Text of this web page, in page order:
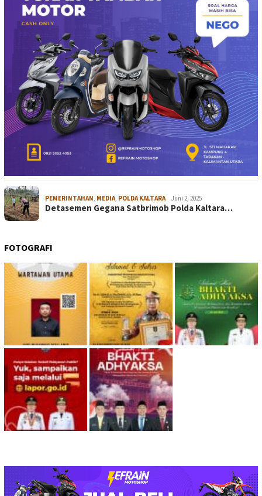
PEMERINTAHAN, MEDIA, POLDA KALTARA Juni 2, 2025
Detasemen Gegana Satbrimob Polda Kaltara…
FOTOGRAFI